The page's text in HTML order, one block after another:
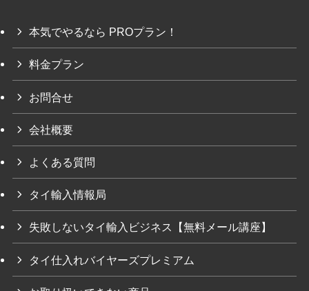
本気でやるなら PROプラン！
料金プラン
お問合せ
会社概要
よくある質問
タイ輸入情報局
失敗しないタイ輸入ビジネス【無料メール講座】
タイ仕入れバイヤーズプレミアム